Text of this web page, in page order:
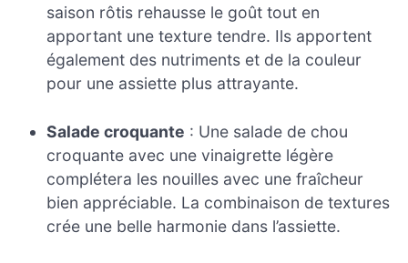
saison rôtis rehausse le goût tout en
apportant une texture tendre. Ils apportent
également des nutriments et de la couleur
pour une assiette plus attrayante.
Salade croquante : Une salade de chou
croquante avec une vinaigrette légère
complétera les nouilles avec une fraîcheur
bien appréciable. La combinaison de textures
crée une belle harmonie dans l’assiette.